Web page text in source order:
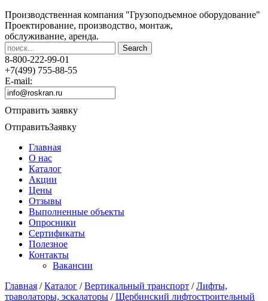
Производственная компания "Грузоподъемное оборудование"
Проектирование, производство, монтаж,
обслуживание, аренда.
8-800-222-99-01
+7(499) 755-88-55
E-mail:
Отправить заявку
ОтправитьЗаявку
Главная
О нас
Каталог
Акции
Цены
Отзывы
Выполненные объекты
Опросники
Сертификаты
Полезное
Контакты
Вакансии
Главная /Каталог /Вертикальный транспорт /Лифты,
траволаторы, эскалаторы /Щербинский лифтостроительный